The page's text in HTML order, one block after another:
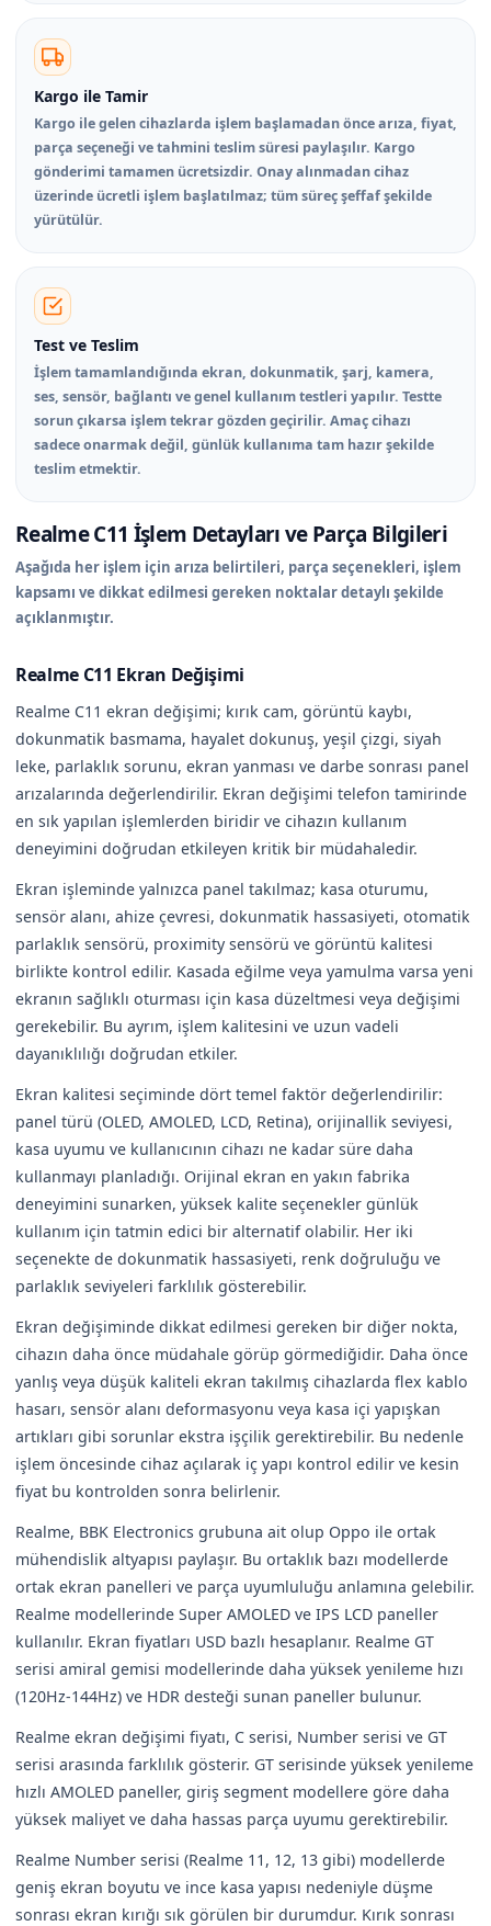
Kargo ile Tamir
Kargo ile gelen cihazlarda işlem başlamadan önce arıza, fiyat,
parça seçeneği ve tahmini teslim süresi paylaşılır. Kargo
gönderimi tamamen ücretsizdir. Onay alınmadan cihaz
üzerinde ücretli işlem başlatılmaz; tüm süreç şeffaf şekilde
yürütülür.
Test ve Teslim
İşlem tamamlandığında ekran, dokunmatik, şarj, kamera,
ses, sensör, bağlantı ve genel kullanım testleri yapılır. Testte
sorun çıkarsa işlem tekrar gözden geçirilir. Amaç cihazı
sadece onarmak değil, günlük kullanıma tam hazır şekilde
teslim etmektir.
Realme C11 İşlem Detayları ve Parça Bilgileri
Aşağıda her işlem için arıza belirtileri, parça seçenekleri, işlem
kapsamı ve dikkat edilmesi gereken noktalar detaylı şekilde
açıklanmıştır.
Realme C11 Ekran Değişimi
Realme C11 ekran değişimi; kırık cam, görüntü kaybı,
dokunmatik basmama, hayalet dokunuş, yeşil çizgi, siyah
leke, parlaklık sorunu, ekran yanması ve darbe sonrası panel
arızalarında değerlendirilir. Ekran değişimi telefon tamirinde
en sık yapılan işlemlerden biridir ve cihazın kullanım
deneyimini doğrudan etkileyen kritik bir müdahaledir.
Ekran işleminde yalnızca panel takılmaz; kasa oturumu,
sensör alanı, ahize çevresi, dokunmatik hassasiyeti, otomatik
parlaklık sensörü, proximity sensörü ve görüntü kalitesi
birlikte kontrol edilir. Kasada eğilme veya yamulma varsa yeni
ekranın sağlıklı oturması için kasa düzeltmesi veya değişimi
gerekebilir. Bu ayrım, işlem kalitesini ve uzun vadeli
dayanıklılığı doğrudan etkiler.
Ekran kalitesi seçiminde dört temel faktör değerlendirilir:
panel türü (OLED, AMOLED, LCD, Retina), orijinallik seviyesi,
kasa uyumu ve kullanıcının cihazı ne kadar süre daha
kullanmayı planladığı. Orijinal ekran en yakın fabrika
deneyimini sunarken, yüksek kalite seçenekler günlük
kullanım için tatmin edici bir alternatif olabilir. Her iki
seçenekte de dokunmatik hassasiyeti, renk doğruluğu ve
parlaklık seviyeleri farklılık gösterebilir.
Ekran değişiminde dikkat edilmesi gereken bir diğer nokta,
cihazın daha önce müdahale görüp görmediğidir. Daha önce
yanlış veya düşük kaliteli ekran takılmış cihazlarda flex kablo
hasarı, sensör alanı deformasyonu veya kasa içi yapışkan
artıkları gibi sorunlar ekstra işçilik gerektirebilir. Bu nedenle
işlem öncesinde cihaz açılarak iç yapı kontrol edilir ve kesin
fiyat bu kontrolden sonra belirlenir.
Realme, BBK Electronics grubuna ait olup Oppo ile ortak
mühendislik altyapısı paylaşır. Bu ortaklık bazı modellerde
ortak ekran panelleri ve parça uyumluluğu anlamına gelebilir.
Realme modellerinde Super AMOLED ve IPS LCD paneller
kullanılır. Ekran fiyatları USD bazlı hesaplanır. Realme GT
serisi amiral gemisi modellerinde daha yüksek yenileme hızı
(120Hz-144Hz) ve HDR desteği sunan paneller bulunur.
Realme ekran değişimi fiyatı, C serisi, Number serisi ve GT
serisi arasında farklılık gösterir. GT serisinde yüksek yenileme
hızlı AMOLED paneller, giriş segment modellere göre daha
yüksek maliyet ve daha hassas parça uyumu gerektirebilir.
Realme Number serisi (Realme 11, 12, 13 gibi) modellerde
geniş ekran boyutu ve ince kasa yapısı nedeniyle düşme
sonrası ekran kırığı sık görülen bir durumdur. Kırık sonrası